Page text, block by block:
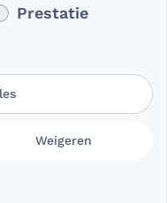
Prestatie
Weigeren